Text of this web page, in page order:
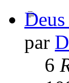
par
6